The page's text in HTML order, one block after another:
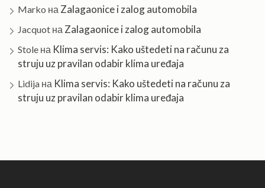
Marko на Zalagaonice i zalog automobila
Jacquot на Zalagaonice i zalog automobila
Stole на Klima servis: Kako uštedeti na računu za
struju uz pravilan odabir klima uređaja
Lidija на Klima servis: Kako uštedeti na računu za
struju uz pravilan odabir klima uređaja